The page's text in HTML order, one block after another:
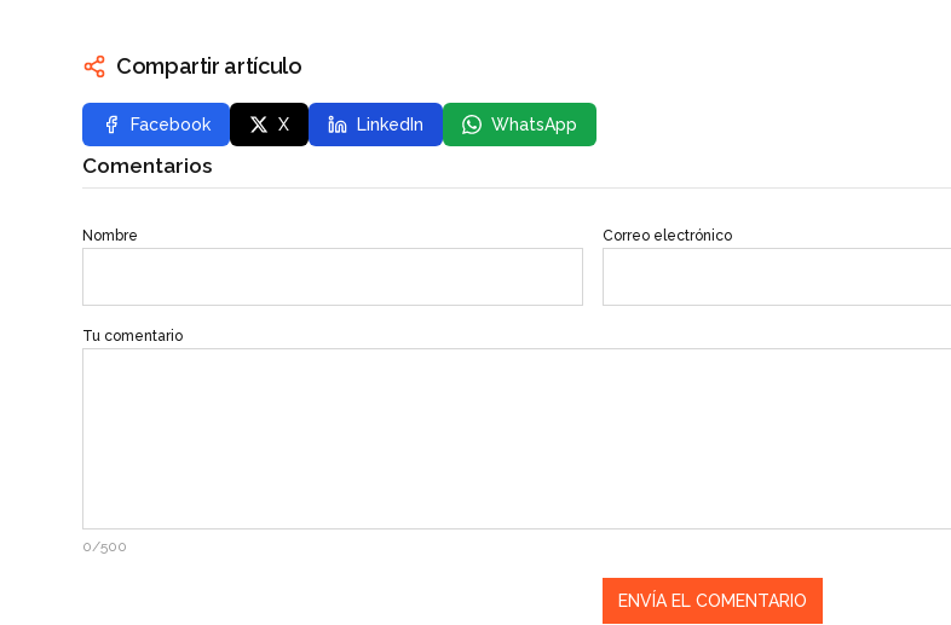
Compartir artículo
Facebook X LinkedIn WhatsApp
Comentarios
Nombre Correo electrónico
Tu comentario
0/500